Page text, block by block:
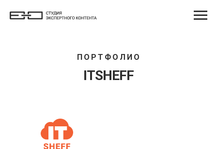
ПОРТФОЛИО
ITSHEFF